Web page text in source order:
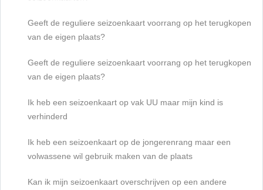
Geeft de reguliere seizoenkaart voorrang op het terugkopen
van de eigen plaats?
Geeft de reguliere seizoenkaart voorrang op het terugkopen
van de eigen plaats?
Ik heb een seizoenkaart op vak UU maar mijn kind is
verhinderd
Ik heb een seizoenkaart op de jongerenrang maar een
volwassene wil gebruik maken van de plaats
Kan ik mijn seizoenkaart overschrijven op een andere